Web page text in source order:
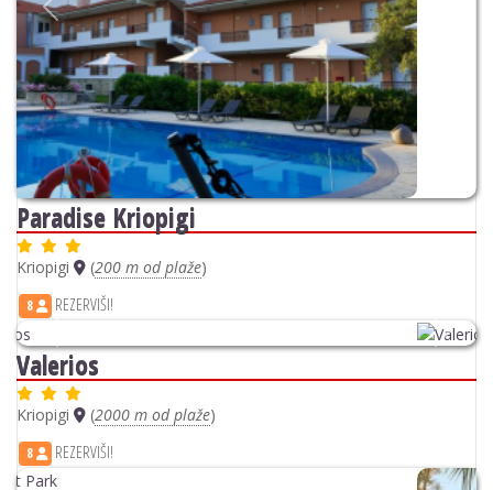
Kriopigi (2000 m od plaže)
8 REZERVIŠI!
Previous